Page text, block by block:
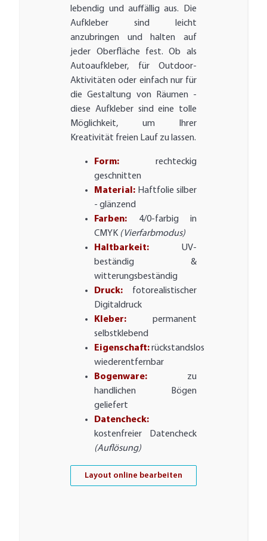
lebendig und auffällig aus. Die
Aufkleber sind leicht
anzubringen und halten auf
jeder Oberfläche fest. Ob als
Autoaufkleber, für Outdoor-
Aktivitäten oder einfach nur für
die Gestaltung von Räumen -
diese Aufkleber sind eine tolle
Möglichkeit, um Ihrer
Kreativität freien Lauf zu lassen.
Form: rechteckig
geschnitten
Material: Haftfolie silber
- glänzend
Farben: 4/0-farbig in
CMYK (Vierfarbmodus)
Haltbarkeit: UV-
beständig &
witterungsbeständig
Druck: fotorealistischer
Digitaldruck
Kleber: permanent
selbstklebend
Eigenschaft:rückstandslos
wiederentfernbar
Bogenware: zu
handlichen Bögen
geliefert
Datencheck:
kostenfreier Datencheck
(Auflösung)
Layout online bearbeiten